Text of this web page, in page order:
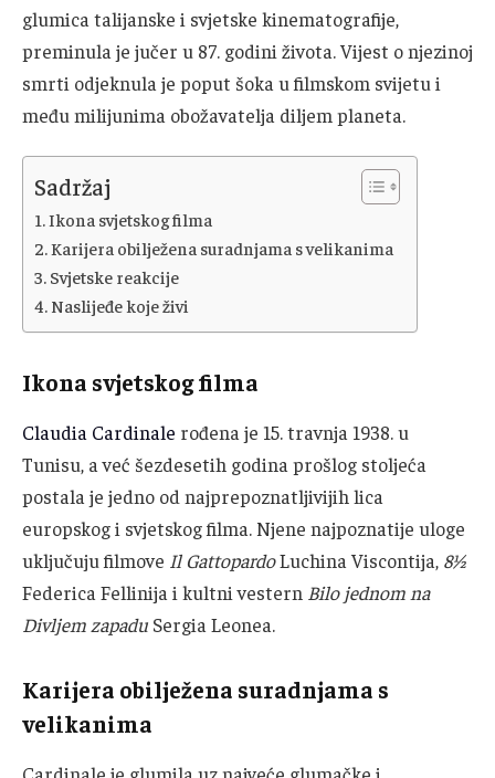
glumica talijanske i svjetske kinematografije,
preminula je jučer u 87. godini života. Vijest o njezinoj
smrti odjeknula je poput šoka u filmskom svijetu i
među milijunima obožavatelja diljem planeta.
Sadržaj
Ikona svjetskog filma
Karijera obilježena suradnjama s velikanima
Svjetske reakcije
Naslijeđe koje živi
Ikona svjetskog filma
Claudia Cardinale rođena je 15. travnja 1938. u
Tunisu, a već šezdesetih godina prošlog stoljeća
postala je jedno od najprepoznatljivijih lica
europskog i svjetskog filma. Njene najpoznatije uloge
uključuju filmove Il GattopardoLuchina Viscontija, 8½
Federica Fellinija i kultni vestern Bilo jednom na
Divljem zapadu Sergia Leonea.
Karijera obilježena suradnjama s
velikanima